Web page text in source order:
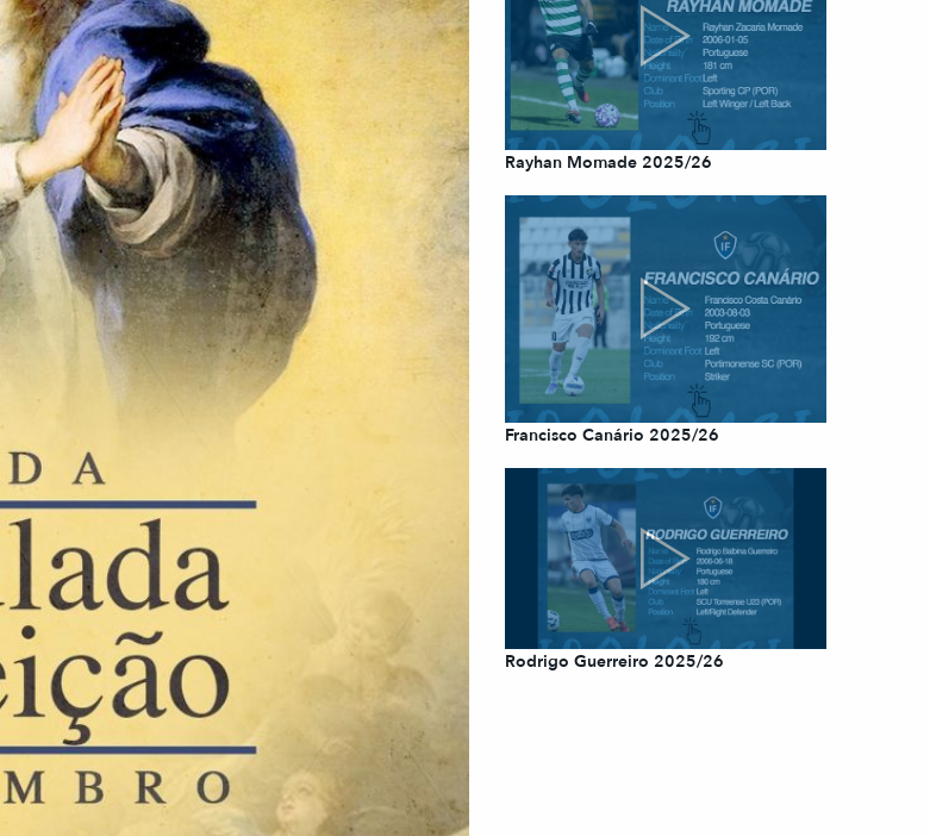
Rayhan Momade 2025/26
Francisco Canário 2025/26
Rodrigo Guerreiro 2025/26